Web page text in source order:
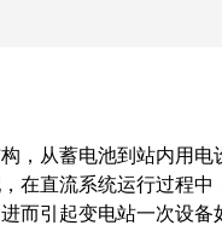
，从蓄电池到站内用
在直流系统运行过程
而引起变电站一次设